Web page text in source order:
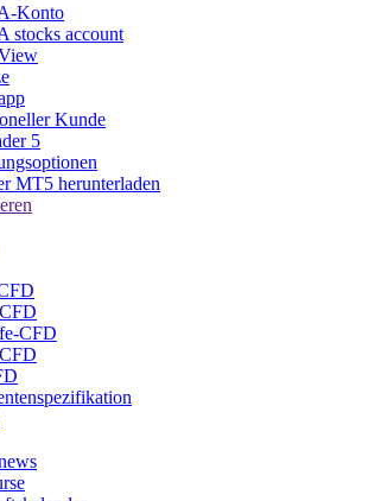
Konto
stocks account
Kunde
5
MT5 herunterladen
CFD